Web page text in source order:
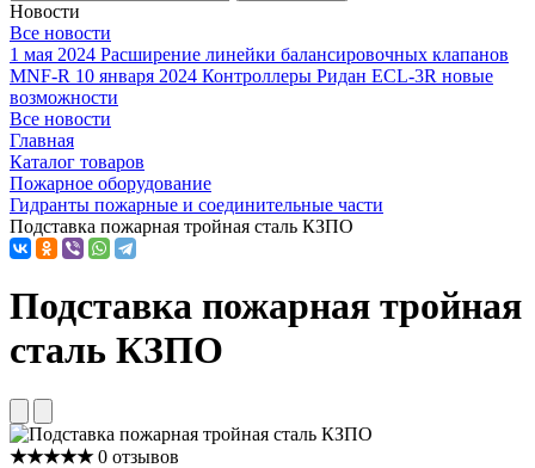
Новости
Все новости
1 мая 2024 Расширение линейки балансировочных клапанов
MNF-R 10 января 2024 Контроллеры Ридан ECL-3R новые
возможности
Все новости
Главная
Каталог товаров
Пожарное оборудование
Гидранты пожарные и соединительные части
Подставка пожарная тройная сталь КЗПО
Подставка пожарная тройная
сталь КЗПО
★★★★★ 0 отзывов